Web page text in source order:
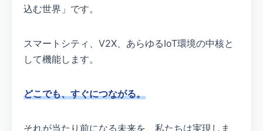
込む世界」です。
スマートシティ、V2X、あらゆるIoT環境の中核と
して機能します。
どこでも、すぐにつながる。
それが当たり前になる未来を、私たちは実現しま